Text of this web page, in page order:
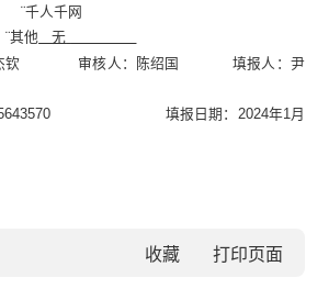
¨千人千网
¨其他
无
钦 审核人： 陈绍国 填报人： 尹
填报日期： 2024年1月
收藏